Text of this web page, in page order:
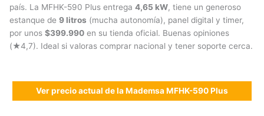
país. La MFHK-590 Plus entrega 4,65 kW, tiene un generoso
estanque de 9 litros (mucha autonomía), panel digital y timer,
por unos $399.990 en su tienda oficial. Buenas opiniones
(★4,7). Ideal si valoras comprar nacional y tener soporte cerca.
Ver precio actual de la Mademsa MFHK-590 Plus